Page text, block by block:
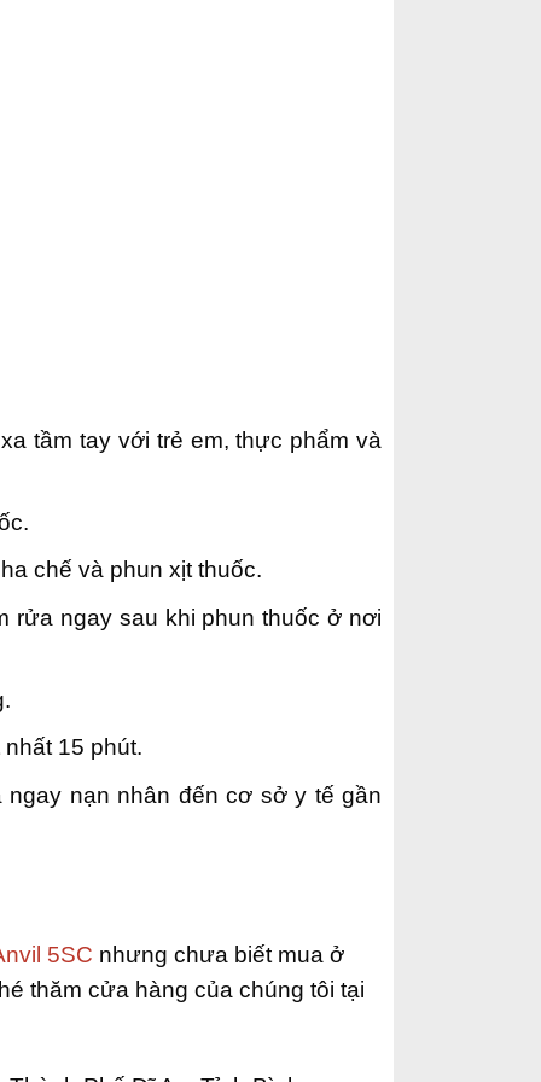
tầm tay với trẻ em, thực phẩm và
chế và phun xịt thuốc.
rửa ngay sau khi phun thuốc ở nơi
15 phút.
nạn nhân đến cơ sở y tế gần
5SC nhưng chưa biết mua ở
thăm cửa hàng của chúng tôi tại